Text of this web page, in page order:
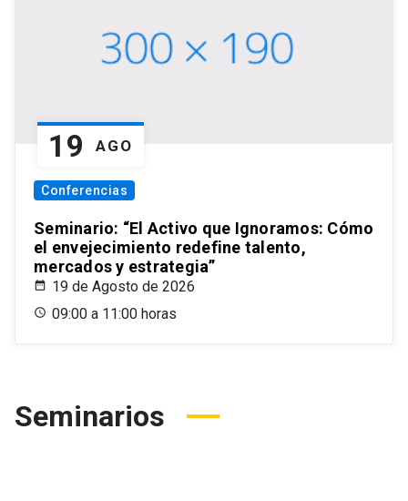
19 AGO
Conferencias
Seminario: “El Activo que Ignoramos: Cómo
el envejecimiento redefine talento,
mercados y estrategia”
19 de Agosto de 2026
09:00 a 11:00 horas
Seminarios